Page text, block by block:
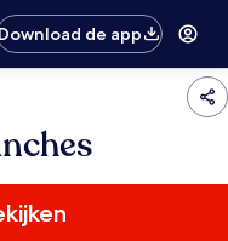
de app